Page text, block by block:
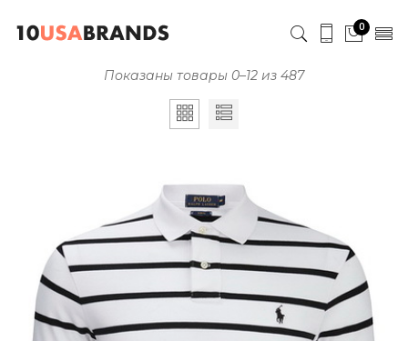
0
Показаны товары 0–12 из 487